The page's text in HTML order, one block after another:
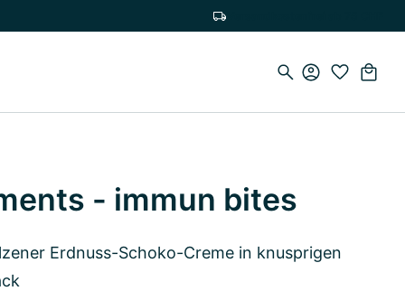
- immun bites
Erdnuss-Schoko-Creme in knusprigen